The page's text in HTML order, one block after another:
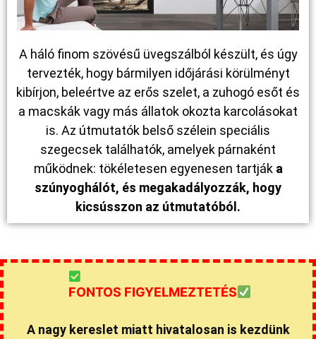
A háló finom szövésű üvegszálból készült, és úgy
tervezték, hogy bármilyen időjárási körülményt
kibírjon, beleértve az erős szelet, a zuhogó esőt és
a macskák vagy más állatok okozta karcolásokat
is. Az útmutatók belső szélein speciális
szegecsek találhatók, amelyek párnaként
működnek: tökéletesen egyenesen tartjáka
szúnyoghálót, és megakadályozzák, hogy
kicsússzon az útmutatóból.
FONTOS FIGYELMEZTETÉS
A nagy kereslet miatt hivatalosan is kezdünk